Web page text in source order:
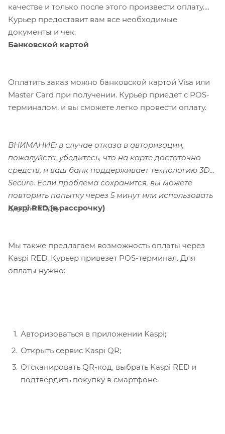
качестве и только после этого произвести оплату.
Курьер предоставит вам все необходимые
документы и чек.
Банковской картой
Оплатить заказ можно банковской картой Visa или
Master Card при получении. Курьер приедет с POS-
терминалом, и вы сможете легко провести оплату.
ВНИМАНИЕ: в случае отказа в авторизации,
пожалуйста, убедитесь, что на карте достаточно
средств, и ваш банк поддерживает технологию 3D-
Secure. Если проблема сохранится, вы можете
повторить попытку через 5 минут или использовать
другую карту.
Kaspi RED (в рассрочку)
Мы также предлагаем возможность оплаты через
Kaspi RED. Курьер привезет POS-терминал. Для
оплаты нужно:
Авторизоваться в приложении Kaspi;
Открыть сервис Kaspi QR;
Отсканировать QR-код, выбрать Kaspi RED и
подтвердить покупку в смартфоне.